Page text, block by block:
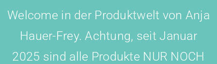
Welcome in der Produktwelt von Anja
Hauer-Frey. Achtung, seit Januar
2025 sind alle Produkte NUR NOCH
content